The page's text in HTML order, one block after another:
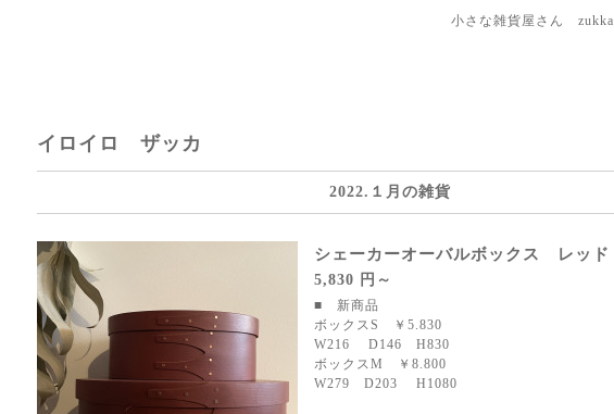
小さな雑貨屋さん zukka
イロイロ ザッカ
2022.１月の雑貨
シェーカーオーバルボックス レッド
5,830 円～
■ 新商品
ボックスS ￥5.830
W216 D146 H830
ボックスM ￥8.800
W279 D203 H1080